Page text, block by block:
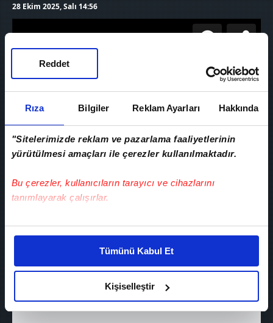
Rıza Bilgiler Reklam Ayarları Hakkında
"Sitelerimizde reklam ve pazarlama faaliyetlerinin
yürütülmesi amaçları ile çerezler kullanılmaktadır.
Bu çerezler, kullanıcıların tarayıcı ve cihazlarını
tanımlayarak çalışırlar.
Bu çerezlere izin vermeniz halinde sizlere özel
daha iyi reklam deneyimi yaşatabiliriz. Bunu yaparken
amacımızın size daha iyi bir reklam deneyimi sunmak
olduğunu ve sizlere en iyi içerikleri sunabilmek adına
elimizden gelen çabayı gösterdiğimizi ve bu noktada,
reklamların maliyetlerimizi karşılamak noktasında tek gelir
Tümünü Kabul Et
Kişiselleştir
Reddet
28 Ekim 2025, Salı 14:56
Ziraat Türkiye Kupası 3. Tur maçında
kendi kalesine attığı golle skoru 3-1'e getirdi.